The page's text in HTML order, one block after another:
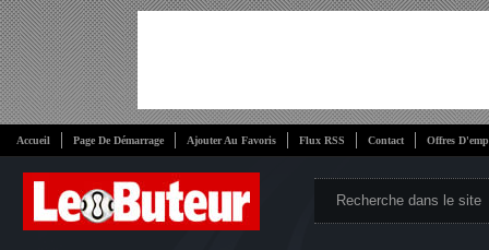
Accueil Page De Démarrage Ajouter Au Favoris Flux RSS Contact Offres